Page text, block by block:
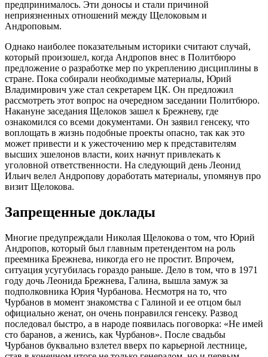
предпринималось. Эти доносы и стали причиной
неприязненных отношений между Щелоковым и
Андроповым.
Однако наиболее показательным историки считают случай,
который произошел, когда Андропов внес в Политбюро
предложение о разработке мер по укреплению дисциплины в
стране. Пока собирали необходимые материалы, Юрий
Владимирович уже стал секретарем ЦК. Он предложил
рассмотреть этот вопрос на очередном заседании Политбюро.
Накануне заседания Щелоков зашел к Брежневу, где
ознакомился со всеми документами. Он заявил генсеку, что
воплощать в жизнь подобные проекты опасно, так как это
может привести и к ужесточению мер к представителям
высших эшелонов власти, коих начнут привлекать к
уголовной ответственности. На следующий день Леонид
Ильич велел Андропову доработать материалы, упомянув про
визит Щелокова.
Запрещенные доклады
Многие предупреждали Николая Щелокова о том, что Юрий
Андропов, который был главным претендентом на роль
преемника Брежнева, никогда его не простит. Впрочем,
ситуация усугубилась гораздо раньше. Дело в том, что в 1971
году дочь Леонида Брежнева, Галина, вышла замуж за
подполковника Юрия Чурбанова. Несмотря на то, что
Чурбанов в момент знакомства с Галиной и ее отцом был
официально женат, он очень понравился генсеку. Развод
последовал быстро, а в народе появилась поговорка: «Не имей
сто баранов, а женись, как Чурбанов». После свадьбы
Чурбанов буквально взлетел вверх по карьерной лестнице,